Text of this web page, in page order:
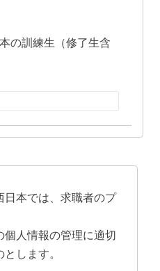
の訓練生（修了生含
本では、求職者のプ
人情報の管理に適切
します。